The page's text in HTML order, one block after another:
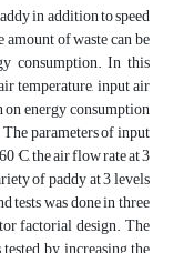
in addition to speed
of waste can be
consumption. In this
temperature, input air
energy consumption
parameters of input
°C, the air flow rate at 3
of paddy at 3 levels
tests was done in three
factorial design. The